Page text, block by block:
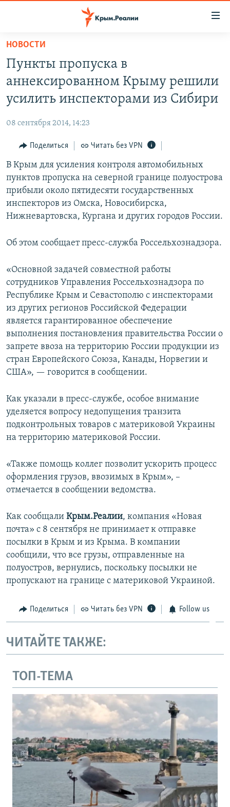
Вернуться
основному
содержанию
главной
навигации
Вернутся
поиску
СПЕЦПРОЕКТЫ
11 ЛЕТ ОККУПАЦИИ КРЫМА. 11 ИСТОРИЙ СОПРОТИВЛЕНИЯ
ЕЩЕ
ИНТЕРАКТИВ
ИНФОГРАФИКА
ТЕЛЕПРОЕКТ КРЫМ.РЕАЛИИ
СОВЕТЫ ПРАВОЗАЩИТНИКОВ
ПРОПАВШИЕ БЕЗ ВЕСТИ
ПОБЕДИТЕЛЕЙ НЕ СУДЯТ?
УКРАИНСКАЯ ПРОБЛЕМА КРЫМА
РАДІО СВОБОДА
КАК ОБОЙТИ БЛОКИРОВКУ
Українською
Qırımtatar
ПРИСОЕДИНЯЙТЕСЬ!
Все сайты RFE/RL
НОВОСТИ
Пункты пропуска в
аннексированном Крыму решили
усилить инспекторами из Сибири
08 сентября 2014, 14:23
Поделиться Читать без VPN
В Крым для усиления контроля автомобильных
пунктов пропуска на северной границе полуострова
прибыли около пятидесяти государственных
инспекторов из Омска, Новосибирска,
Нижневартовска, Кургана и других городов России.
Об этом сообщает пресс-служба Россельхознадзора.
«Основной задачей совместной работы
сотрудников Управления Россельхознадзора по
Республике Крым и Севастополю с инспекторами
из других регионов Российской Федерации
является гарантированное обеспечение
выполнения постановления правительства России о
запрете ввоза на территорию России продукции из
стран Европейского Союза, Канады, Норвегии и
США», — говорится в сообщении.
Как указали в пресс-службе, особое внимание
уделяется вопросу недопущения транзита
подконтрольных товаров с материковой Украины
на территорию материковой России.
«Также помощь коллег позволит ускорить процесс
оформления грузов, ввозимых в Крым», –
отмечается в сообщении ведомства.
Как сообщали Крым.Реалии, компания «Новая
почта» с 8 сентября не принимает к отправке
посылки в Крым и из Крыма. В компании
сообщили, что все грузы, отправленные на
полуостров, вернулись, поскольку посылки не
пропускают на границе с материковой Украиной.
Поделиться Читать без VPN Follow us
ЧИТАЙТЕ ТАКЖЕ:
ТОП-ТЕМА